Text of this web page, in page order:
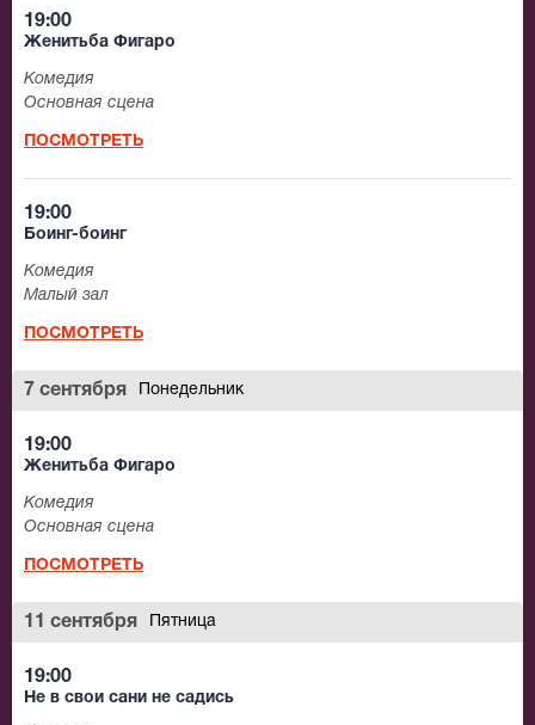
19:00
Женитьба Фигаро
Комедия
Основная сцена
ПОСМОТРЕТЬ
19:00
Боинг-боинг
Комедия
Малый зал
ПОСМОТРЕТЬ
7 сентября Понедельник
19:00
Женитьба Фигаро
Комедия
Основная сцена
ПОСМОТРЕТЬ
11 сентября Пятница
19:00
Не в свои сани не садись